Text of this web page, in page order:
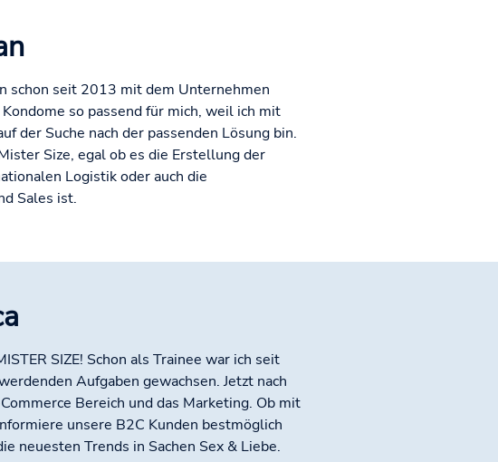
schon seit 2013 mit dem Unternehmen
so passend für mich, weil ich mit
der Suche nach der passenden Lösung bin.
Size, egal ob es die Erstellung der
Logistik oder auch die
Sales ist.
SIZE! Schon als Trainee war ich seit
Aufgaben gewachsen. Jetzt nach
Bereich und das Marketing. Ob mit
unsere B2C Kunden bestmöglich
neuesten Trends in Sachen Sex & Liebe.